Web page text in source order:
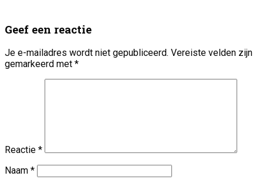
Geef een reactie
Je e-mailadres wordt niet gepubliceerd. Vereiste velden zijn
gemarkeerd met *
Reactie *
Naam *